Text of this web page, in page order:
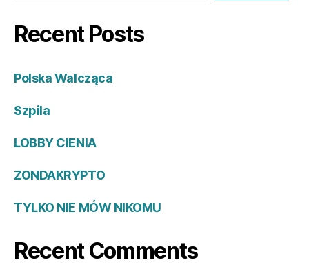
Recent Posts
Polska Walcząca
Szpila
LOBBY CIENIA
ZONDAKRYPTO
TYLKO NIE MÓW NIKOMU
Recent Comments